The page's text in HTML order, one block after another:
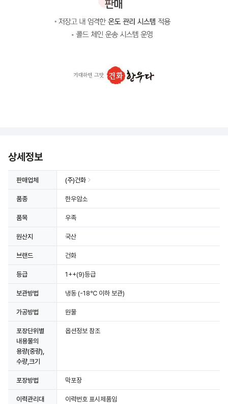
상세정보
판매업체 (주)건화
품종 한우암소
품목 우족
원산지 국산
브랜드 건화
등급 1++(9)등급
보관방법 냉동 (-18℃ 이하 보관)
가공방법 원물
포장단위별
내용물의
용량(중량),
수량,크기
옵션정보 참조
포장방법 막포장
이력관리대
이력번호 표시제품임